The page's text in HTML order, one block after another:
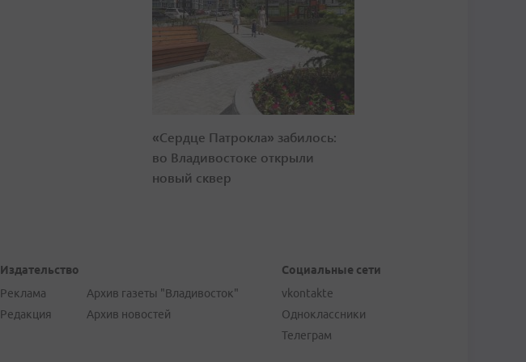
«Сердце Патрокла» забилось:
во Владивостоке открыли
новый сквер
Издательство
Реклама
Редакция
Архив газеты "Владивосток"
Архив новостей
Социальные сети
vkontakte
Одноклассники
Телеграм